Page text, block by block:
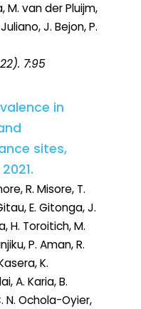
M. van der Pluijm,
J. Bejon, P.
7:95
in
sites,
R. Misore, T.
E. Gitonga, J.
H. Toroitich, M.
P. Aman, R.
K.
A. Karia, B.
N. Ochola-Oyier,